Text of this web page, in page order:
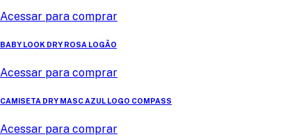
Acessar para comprar
BABY LOOK DRY ROSA LOGÃO
Acessar para comprar
CAMISETA DRY MASC AZUL LOGO COMPASS
Acessar para comprar